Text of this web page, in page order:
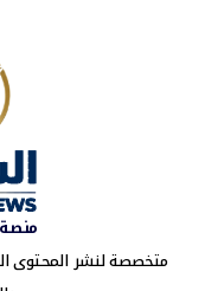
منصة
متخصصة لنشر المحتوى